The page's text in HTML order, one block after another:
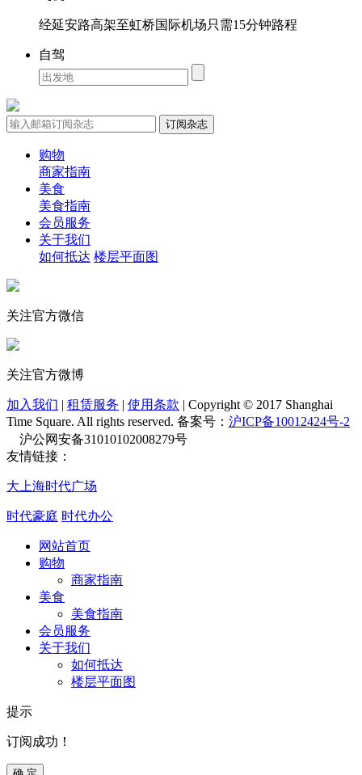
经延安路高架至虹桥国际机场只需15分钟路程
自驾
购物
商家指南
美食
美食指南
会员服务
关于我们
如何抵达 楼层平面图
关注官方微信
关注官方微博
加入我们 | 租赁服务 | 使用条款 | Copyright © 2017 Shanghai
Time Square. All rights reserved. 备案号： 沪ICP备10012424号-2
沪公网安备31010102008279号
友情链接：
大上海时代广场
时代豪庭 时代办公
网站首页
购物
商家指南
美食
美食指南
会员服务
关于我们
如何抵达
楼层平面图
提示
订阅成功！